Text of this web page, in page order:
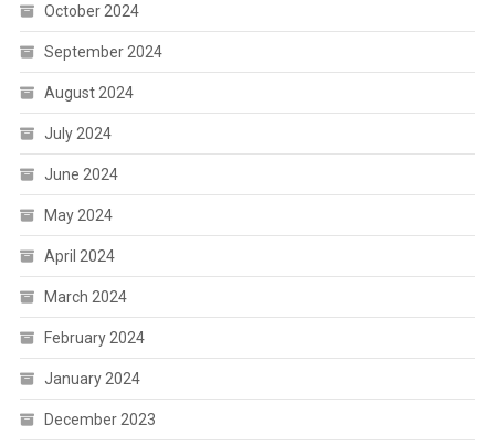
October 2024
September 2024
August 2024
July 2024
June 2024
May 2024
April 2024
March 2024
February 2024
January 2024
December 2023